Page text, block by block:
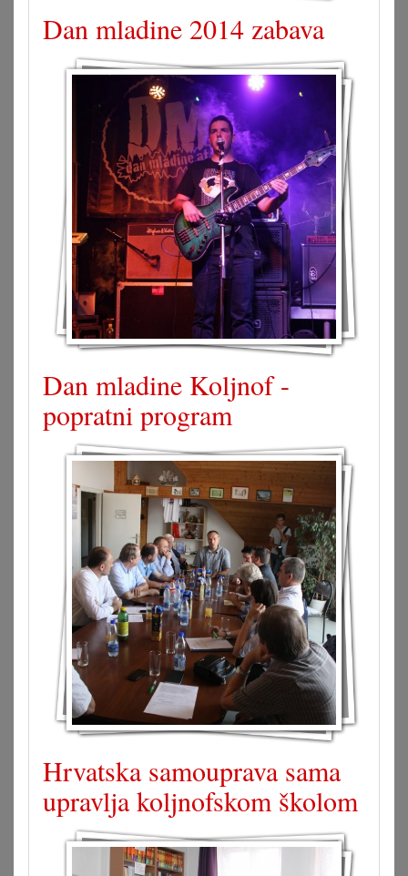
Dan mladine 2014 zabava
Dan mladine Koljnof -
popratni program
Hrvatska samouprava sama
upravlja koljnofskom školom